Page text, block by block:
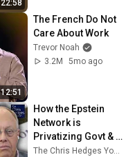
22:58
12:51
The French Do Not
Care About Work
Trevor Noah
3.2M
5mo ago
How the Epstein
Network is
Privatizing Govt &
Building the